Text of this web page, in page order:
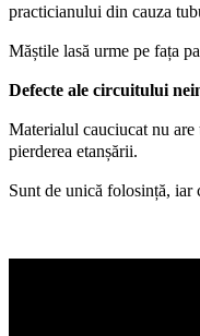
practicianului din cauza
Măștile lasă urme pe fața
Defecte ale circuitului
Materialul cauciucat nu
pierderea etanșării.
Sunt de unică folosință, iar